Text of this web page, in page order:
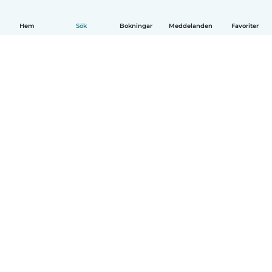
Hem Sök Bokningar Meddelanden Favoriter